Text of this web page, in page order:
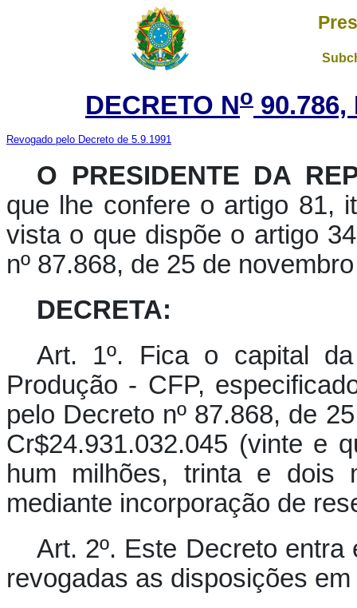
DECRETO No 90.786,
Revogado pelo Decreto de 5.9.1991
O PRESIDENTE DA
que lhe confere o artigo 81,
vista o que dispõe o artigo
nº 87.868, de 25 de
DECRETA:
Art. 1º. Fica o capital
Produção - CFP,
pelo Decreto nº 87.868, de
Cr$24.931.032.045 (vinte e
hum milhões, trinta e dois
mediante incorporação de
Art. 2º. Este Decreto
revogadas as disposições